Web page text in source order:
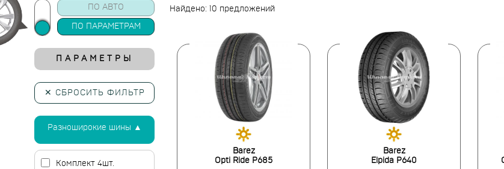
Найдено: 10 предложений
Barez
Opti Ride P685
Barez
Elpida P640
ПО АВТО
ПО ПАРАМЕТРАМ
ПАРАМЕТРЫ
✕ СБРОСИТЬ ФИЛЬТР
Разноширокие шины ▲
Комплект 4шт.